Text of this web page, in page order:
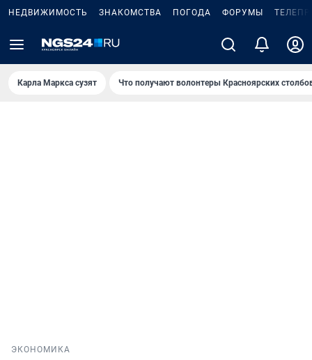
НЕДВИЖИМОСТЬ ЗНАКОМСТВА ПОГОДА ФОРУМЫ
Карла Маркса сузят Что получают волонтеры Красноярских
ЭКОНОМИКА